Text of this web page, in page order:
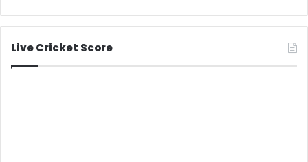
Live Cricket Score